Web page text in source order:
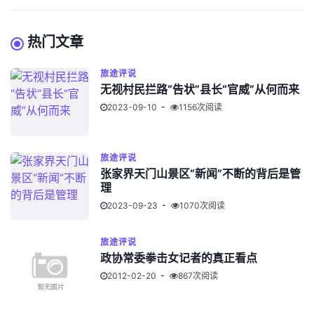
热门文章
旅途评说
无视村民拦路“告状”县长“官威”从何而来
2023-09-10 1156次阅读
旅途评说
张家界天门山景区“新闻”不断的背后是管
理
2023-09-23 1070次阅读
旅途评说
政协常委拳击女记者的真正看点
2012-02-20 867次阅读